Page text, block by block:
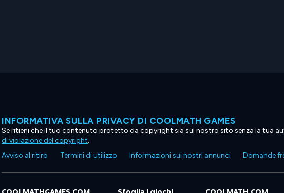
INFORMATIVA SULLA PRIVACY DI COOLMATH GAMES
Se ritieni che il tuo contenuto protetto da copyright sia sul nostro sito senza la tua
di violazione del copyright.
Avviso al ritiro
Termini di utilizzo Informazioni sui nostri annunci Domande